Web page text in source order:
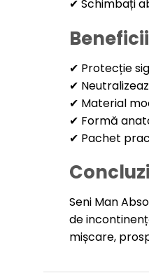
✔ Schimbați
Beneficii
✔ Protecție
✔
✔ Material
✔ Formă
✔ Pachet
Seni Man
de
mișcare,